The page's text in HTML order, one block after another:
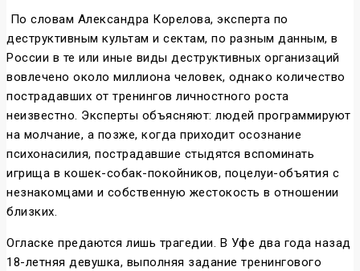
По словам Александра Корелова, эксперта по
деструктивным культам и сектам, по разным данным, в
России в те или иные виды деструктивных организаций
вовлечено около миллиона человек, однако количество
пострадавших от тренингов личностного роста
неизвестно. Эксперты объясняют: людей программируют
на молчание, а позже, когда приходит осознание
психонасилия, пострадавшие стыдятся вспоминать
игрища в кошек-собак-покойников, поцелуи-объятия с
незнакомцами и собственную жестокость в отношении
близких.
Огласке предаются лишь трагедии. В Уфе два года назад
18-летняя девушка, выполняя задание тренингового